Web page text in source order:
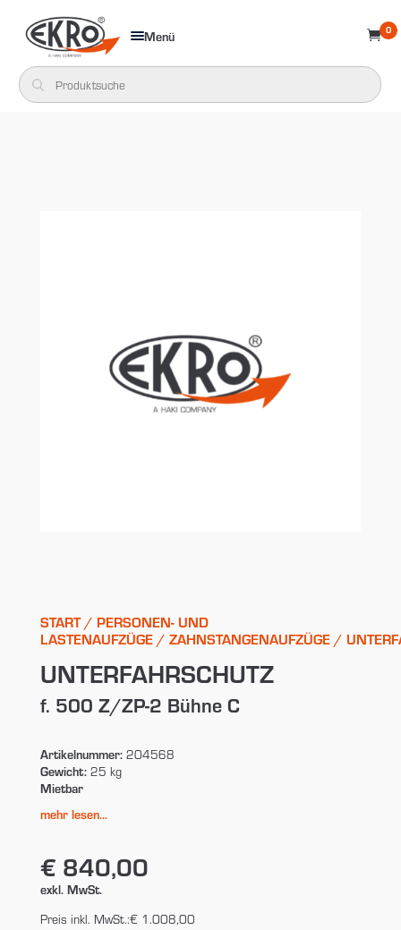
Menü  0
START/ PERSONEN- UND
LASTENAUFZÜGE/ ZAHNSTANGENAUFZÜGE/
UNTERFAHRSCHUTZ
f. 500 Z/ZP-2 Bühne C
Artikelnummer:204568
Gewicht:25 kg
Mietbar
mehr lesen...
€ 840,00
exkl. MwSt.
Preis inkl. MwSt.:€ 1.008,00